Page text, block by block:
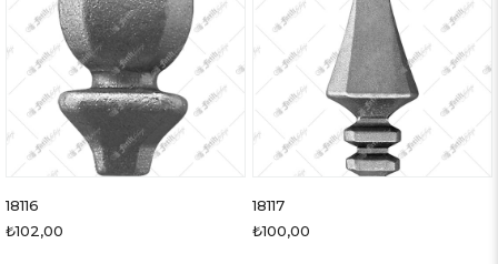
18116
₺102,00
18117
₺100,00